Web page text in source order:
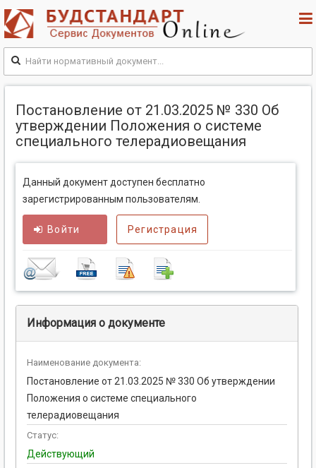
Постановление от 21.03.2025 № 330 Об
утверждении Положения о системе
специального телерадиовещания
Данный документ доступен бесплатно
зарегистрированным пользователям.
Войти Регистрация
Информация о документе
Наименование документа:
Постановление от 21.03.2025 № 330 Об утверждении
Положения о системе специального
телерадиовещания
Статус:
Действующий